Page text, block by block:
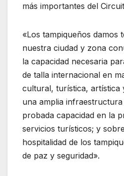
más importantes del
«Los tampiqueños damos
nuestra ciudad y zona
la capacidad necesaria
de talla internacional en
cultural, turística, artística
una amplia
probada capacidad en la
servicios turísticos; y
hospitalidad de los
de paz y seguridad».